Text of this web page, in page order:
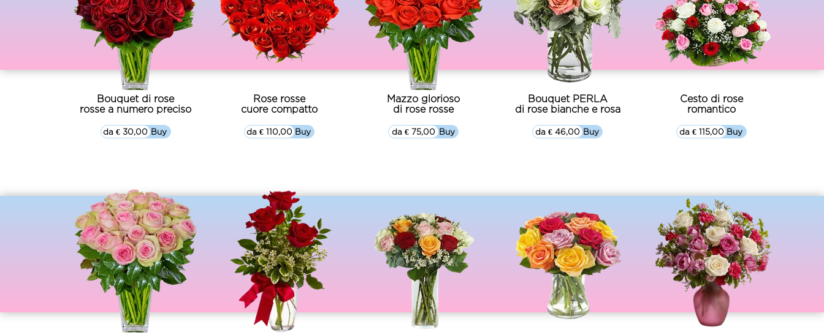
Nichelino
Collegno
Bouquet di rose
rosse a numero preciso
▷▷ Buy
da € 30,00
Rose rosse
cuore compatto
▷▷ Buy
da € 110,00
Mazzo glorioso
di rose rosse
▷▷ Buy
da € 75,00
Bouquet PERLA
di rose bianche e rosa
▷▷ Buy
da € 46,00
Cesto di rose
romantico
▷▷ Buy
da € 115,00